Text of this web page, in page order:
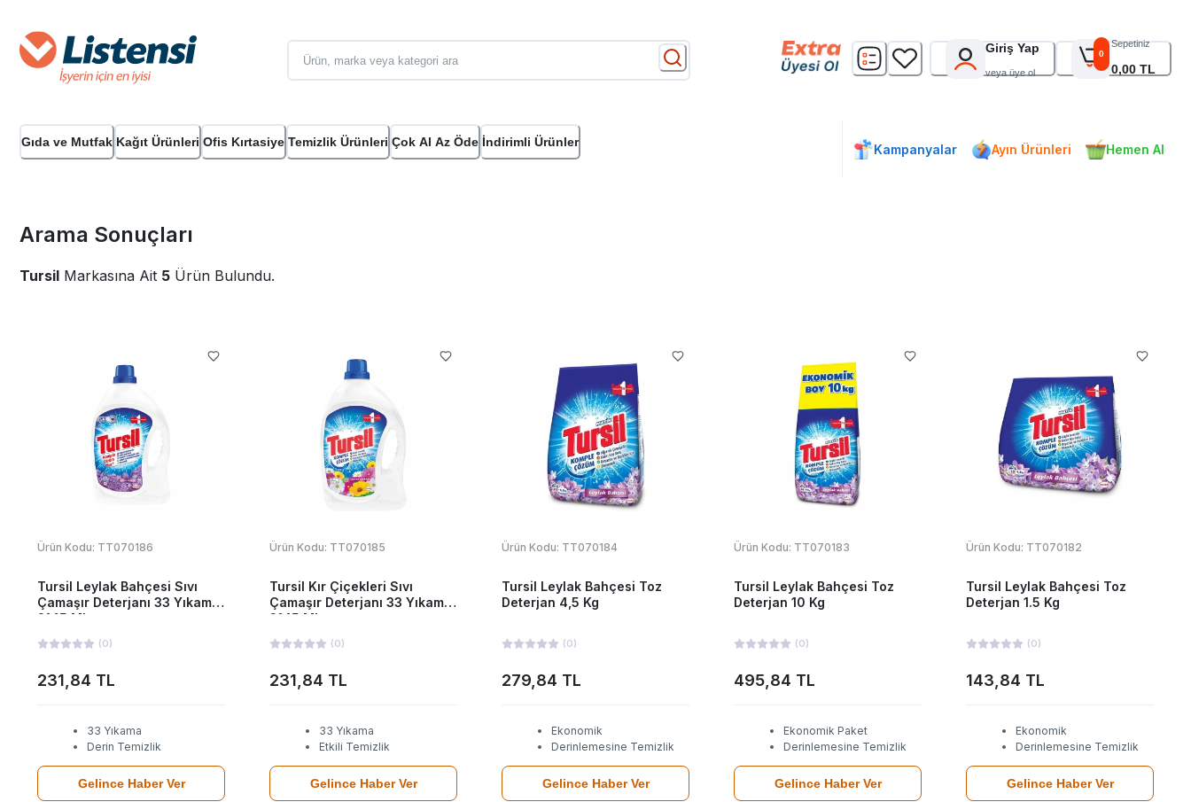
Giriş Yap
veya üye ol
0
Sepetiniz
0,00 TL
Gıda ve Mutfak Kağıt Ürünleri Ofis Kırtasiye Temizlik Ürünleri Çok Al Az Öde İndirimli Ürünler Kampanyalar Ayın Ürünleri Hemen Al
Arama Sonuçları
Tursil Markasına Ait 5 Ürün Bulundu.
Ürün Kodu: TT070186
Tursil Leylak Bahçesi Sıvı
Çamaşır Deterjanı 33 Yıkama
2145 Ml
(0)
231,84 TL
33 Yıkama
Derin Temizlik
Gelince Haber Ver
Ürün Kodu: TT070185
Tursil Kır Çiçekleri Sıvı
Çamaşır Deterjanı 33 Yıkama
2145 Ml
(0)
231,84 TL
33 Yıkama
Etkili Temizlik
Gelince Haber Ver
Ürün Kodu: TT070184
Tursil Leylak Bahçesi Toz
Deterjan 4,5 Kg
(0)
279,84 TL
Ekonomik
Derinlemesine Temizlik
Gelince Haber Ver
Ürün Kodu: TT070183
Tursil Leylak Bahçesi Toz
Deterjan 10 Kg
(0)
495,84 TL
Ekonomik Paket
Derinlemesine Temizlik
Gelince Haber Ver
Ürün Kodu: TT070182
Tursil Leylak Bahçesi Toz
Deterjan 1.5 Kg
(0)
143,84 TL
Ekonomik
Derinlemesine Temizlik
Gelince Haber Ver